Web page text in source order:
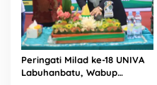
Peringati Milad ke-18 UNIVA
Labuhanbatu, Wabup